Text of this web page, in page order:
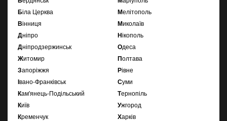
Біла Церква
Вінниця
Дніпро
Дніпродзержинськ
Житомир
Запоріжжя
Івано-Франківськ
Кам'янець-Подільський
Київ
Кременчук
Мелітополь
Миколаїв
Нікополь
Одеса
Полтава
Рівне
Суми
Тернопіль
Ужгород
Харків